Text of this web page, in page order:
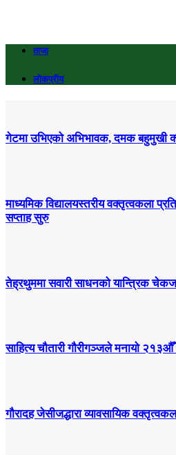
ताजा
लोकप्रीय
गेटमा उभिएको अभिभावक, दमक बहुमुखी
माध्यमिक विद्यालयस्तरीय वक्तृत्वकला
सप्ताह सुरु
तेह्रथुममा सवारी साधनको यान्त्रिक
साहित्य चौतारी गौरीगञ्जले मनायो
गौरादह जेसीजद्धारा व्यावसायिक